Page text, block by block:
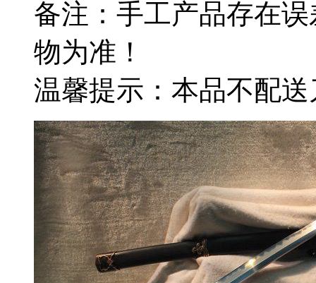
备注：手工产品存在
物为准！
温馨提示：本品不配